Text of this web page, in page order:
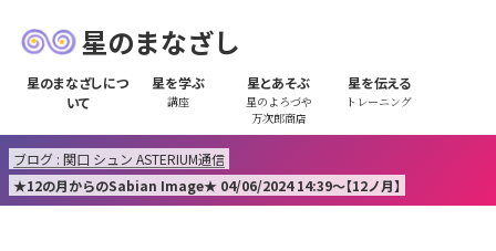
星のまなざし
星のまなざしにつ
いて
星を学ぶ
講座
星とあそぶ
星のよろづや
万次郎商店
星を伝える
トレーニング
ブログ : 関口 シュン ASTERIUM通信
★12の月からのSabian Image★ 04/06/2024 14:39～【12ノ月】